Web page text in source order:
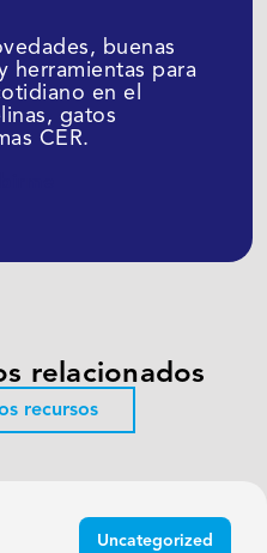
buenas
herramientas para
en el
gatos
CER.
relacionados
recursos
Uncategorized